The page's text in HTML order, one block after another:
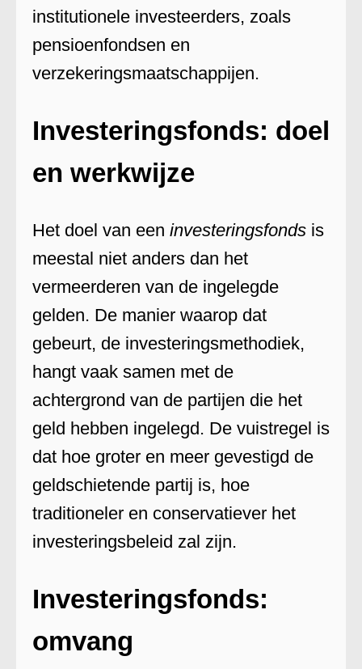
institutionele investeerders, zoals
pensioenfondsen en
verzekeringsmaatschappijen.
Investeringsfonds: doel
en werkwijze
Het doel van een investeringsfonds is
meestal niet anders dan het
vermeerderen van de ingelegde
gelden. De manier waarop dat
gebeurt, de investeringsmethodiek,
hangt vaak samen met de
achtergrond van de partijen die het
geld hebben ingelegd. De vuistregel is
dat hoe groter en meer gevestigd de
geldschietende partij is, hoe
traditioneler en conservatiever het
investeringsbeleid zal zijn.
Investeringsfonds:
omvang